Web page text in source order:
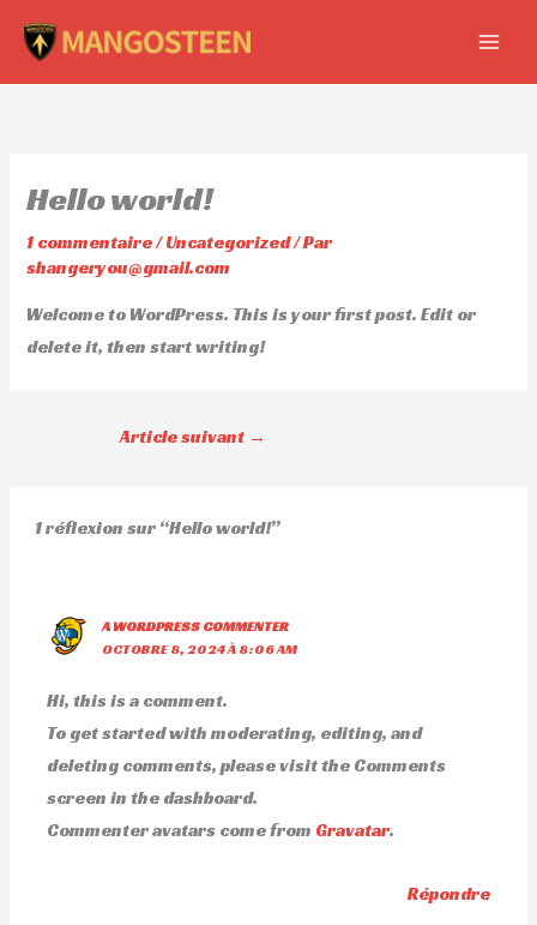
contenu
Hello world!
1 commentaire/Uncategorized/ Par
shangeryou@gmail.com
Welcome to WordPress. This is your first post. Edit or
delete it, then start writing!
Article suivant →
1 réflexion sur “Hello world!”
A WORDPRESS COMMENTER
OCTOBRE 8, 2024 À 8:06 AM
Hi, this is a comment.
To get started with moderating, editing, and
deleting comments, please visit the Comments
screen in the dashboard.
Commenter avatars come from Gravatar.
Répondre